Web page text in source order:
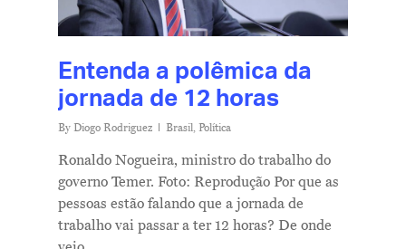
Entenda a polêmica da
jornada de 12 horas
By Diogo Rodriguez Brasil, Política
Ronaldo Nogueira, ministro do trabalho do
governo Temer. Foto: Reprodução Por que as
pessoas estão falando que a jornada de
trabalho vai passar a ter 12 horas? De onde